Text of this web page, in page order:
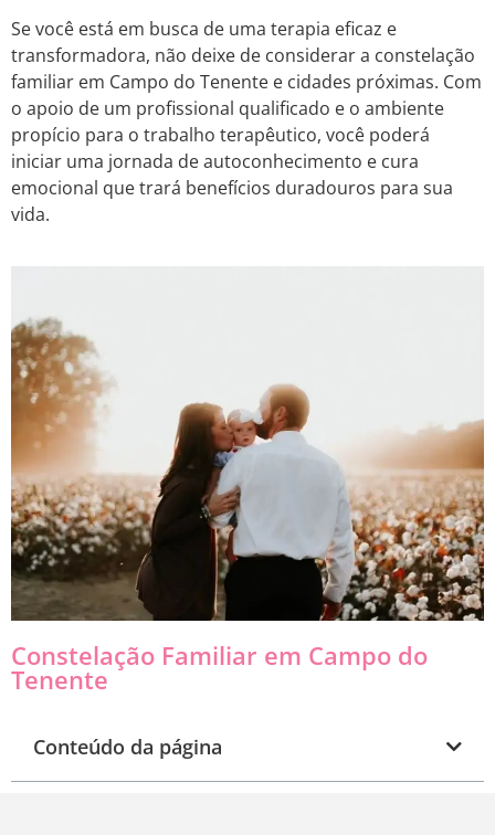
Se você está em busca de uma terapia eficaz e
transformadora, não deixe de considerar a constelação
familiar em Campo do Tenente e cidades próximas. Com
o apoio de um profissional qualificado e o ambiente
propício para o trabalho terapêutico, você poderá
iniciar uma jornada de autoconhecimento e cura
emocional que trará benefícios duradouros para sua
vida.
Constelação Familiar em Campo do
Tenente
Conteúdo da página